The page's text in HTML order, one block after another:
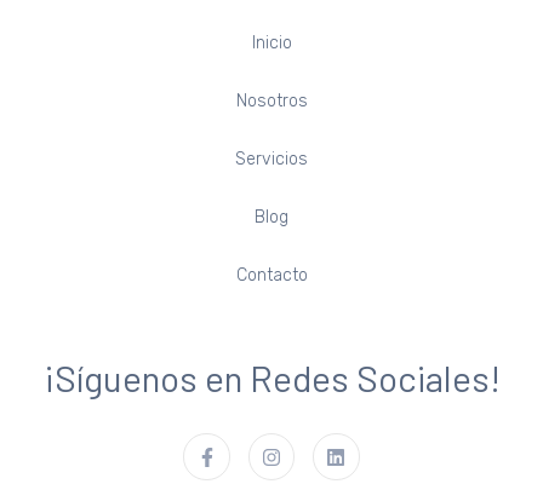
Inicio
Nosotros
Servicios
Blog
Contacto
¡Síguenos en Redes Sociales!